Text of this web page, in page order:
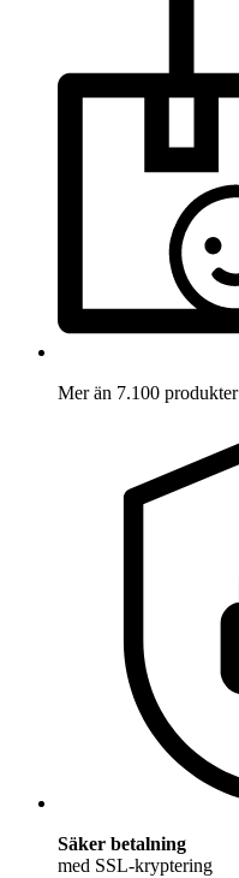
Mer än 7.100 produkter
Säker betalning
med SSL-kryptering